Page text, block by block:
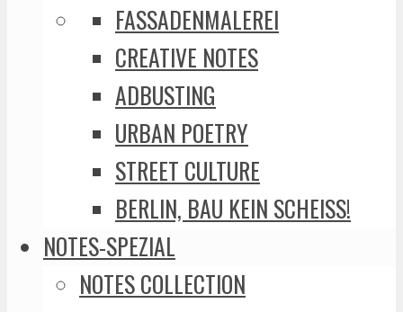
FASSADENMALEREI
CREATIVE NOTES
ADBUSTING
URBAN POETRY
STREET CULTURE
BERLIN, BAU KEIN SCHEISS!
NOTES-SPEZIAL
NOTES COLLECTION